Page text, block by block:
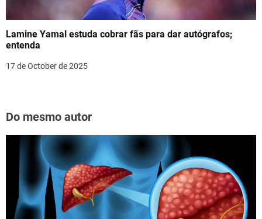
Lamine Yamal estuda cobrar fãs para dar autógrafos;
entenda
17 de October de 2025
Do mesmo autor